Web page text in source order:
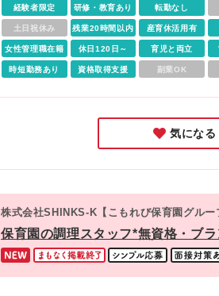
経験者限定 研修・教育あり 転勤なし
土日祝休み 残業20時間以内 産育休活用有
女性管理職在籍 休日120日～ 育児と両立
時短勤務あり 資格取得支援 副業OK
気になる
株式会社SHINKS-K【こもれび保育園グルー
保育園の調理スタッフ*無資格・ブ